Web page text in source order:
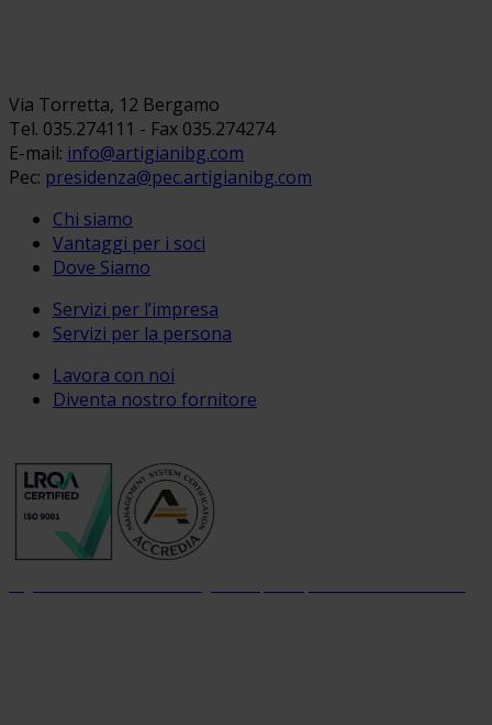
Via Torretta, 12 Bergamo
Tel. 035.274111 - Fax 035.274274
E-mail: info@artigianibg.com
Pec: presidenza@pec.artigianibg.com
Chi siamo
Vantaggi per i soci
Dove Siamo
Servizi per l’impresa
Servizi per la persona
Lavora con noi
Diventa nostro fornitore